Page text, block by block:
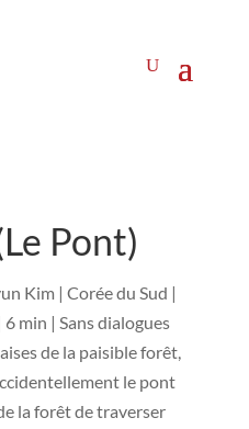
Pont)
Kim | Corée du Sud |
min | Sans dialogues
de la paisible forêt,
le pont
la forêt de traverser